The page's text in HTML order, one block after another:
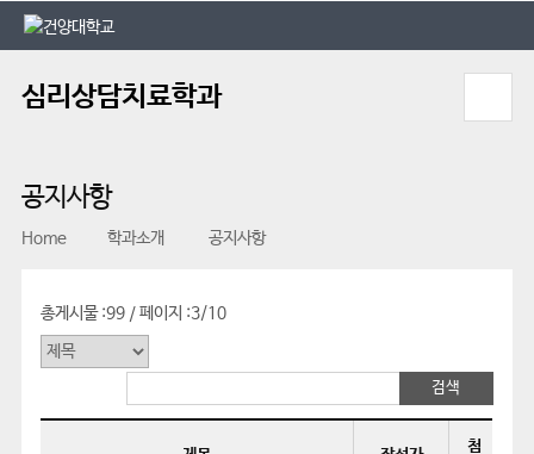
본문 바로가기
대메뉴 바로가기
심리상담치료학과
공지사항
Home 학과소개 공지사항
총게시물 :99 /페이지 :3/10
첨